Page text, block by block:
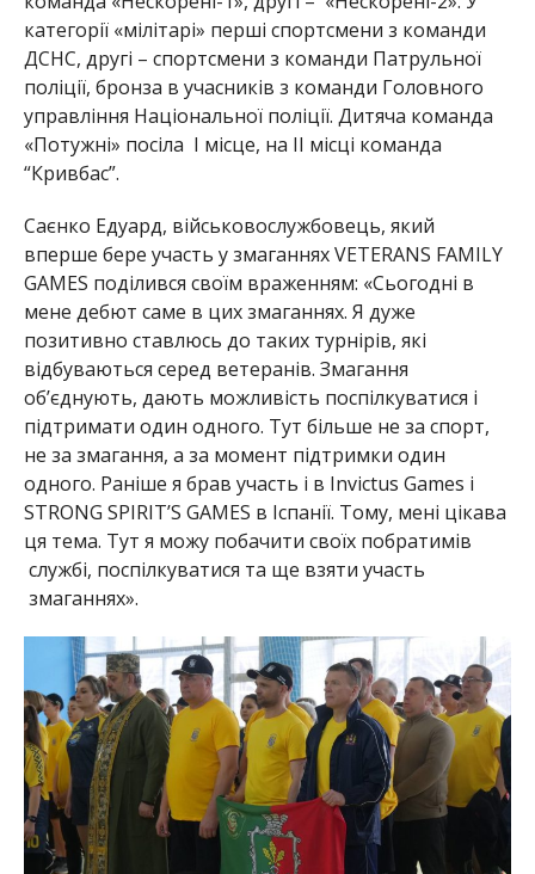
категорії «мілітарі» перші спортсмени з команди
ДСНС, другі – спортсмени з команди Патрульної
поліції, бронза в учасників з команди Головного
управління Національної поліції. Дитяча команда
«Потужні» посіла І місце, на ІІ місці команда
“Кривбас”.
Саєнко Едуард, військовослужбовець, який
вперше бере участь у змаганнях VETERANS FAMILY
GAMES поділився своїм враженням: «Сьогодні в
мене дебют саме в цих змаганнях. Я дуже
позитивно ставлюсь до таких турнірів, які
відбуваються серед ветеранів. Змагання
об’єднують, дають можливість поспілкуватися і
підтримати один одного. Тут більше не за спорт,
не за змагання, а за момент підтримки один
одного. Раніше я брав участь і в Invictus Games і
STRONG SPIRIT’S GAMES в Іспанії. Тому, мені цікава
ця тема. Тут я можу побачити своїх побратимів
службі, поспілкуватися та ще взяти участь
змаганнях».